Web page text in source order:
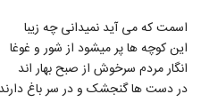
4272
آهنگ
۲۸۶ بازدید
اسمت که می آید نمیدانی چه زیبا
این کوچه ها پر میشود از شور و غوغا
انگار مردم سرخوش از صبح بهار اند
در دست ها گنجشک و در سر باغ دارند